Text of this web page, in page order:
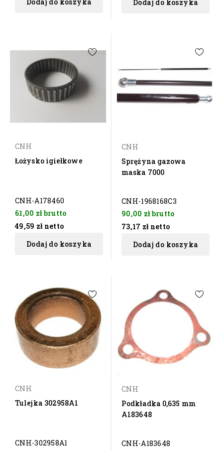
Dodaj do koszyka
CNH
Łożysko igiełkowe
CNH-A178460
61,00 złbrutto
49,59 zł netto
Dodaj do koszyka
CNH
Sprężyna gazowa
maska 7000
CNH-1968168C3
90,00 złbrutto
73,17 zł netto
Dodaj do koszyka
CNH
Tulejka 302958A1
CNH-302958A1
CNH
Podkładka 0,635 mm
A183648
CNH-A183648